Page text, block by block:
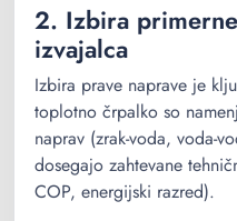
2. Izbira
izvajalca
Izbira prave naprave je
toplotno črpalko so
naprav (zrak-voda, voda-
dosegajo zahtevane
COP, energijski razred).